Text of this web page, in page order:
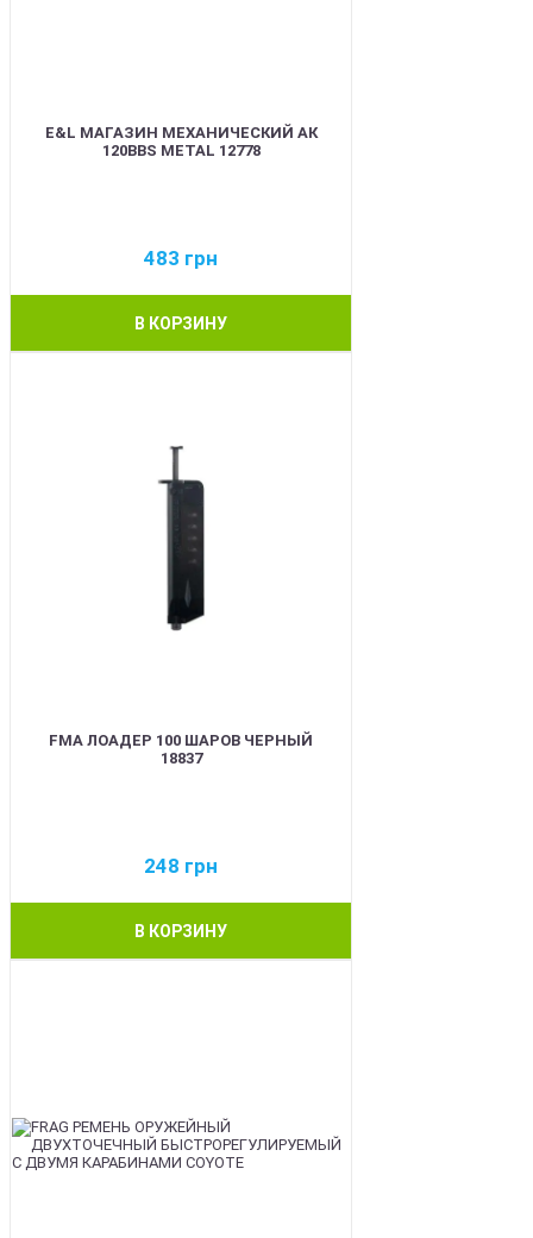
E&L МАГАЗИН МЕХАНИЧЕСКИЙ АК
120BBS METAL 12778
483 грн
В КОРЗИНУ
FMA ЛОАДЕР 100 ШАРОВ ЧЕРНЫЙ
18837
248 грн
В КОРЗИНУ